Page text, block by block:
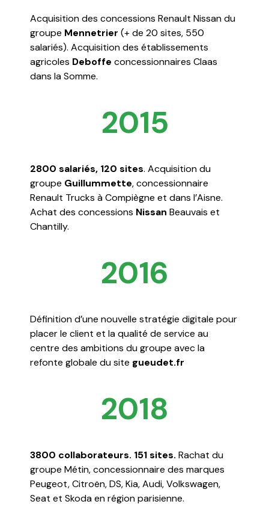
Acquisition des concessions Renault Nissan du
groupe Mennetrier (+ de 20 sites, 550
salariés). Acquisition des établissements
agricoles Deboffe concessionnaires Claas
dans la Somme.
2015
2800 salariés, 120 sites. Acquisition du
groupe Guillummette, concessionnaire
Renault Trucks à Compiègne et dans l’Aisne.
Achat des concessions Nissan Beauvais et
Chantilly.
2016
Définition d’une nouvelle stratégie digitale pour
placer le client et la qualité de service au
centre des ambitions du groupe avec la
refonte globale du site gueudet.fr
2018
3800 collaborateurs. 151 sites. Rachat du
groupe Métin, concessionnaire des marques
Peugeot, Citroën, DS, Kia, Audi, Volkswagen,
Seat et Skoda en région parisienne.